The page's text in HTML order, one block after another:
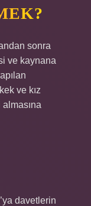
sonra
ve kaynana
ve kız
davetlerin